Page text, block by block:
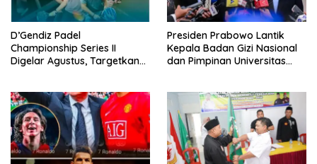
D’Gendiz Padel
Championship Series II
Digelar Agustus, Targetkan
Presiden Prabowo Lantik
Kepala Badan Gizi Nasional
dan Pimpinan Universitas